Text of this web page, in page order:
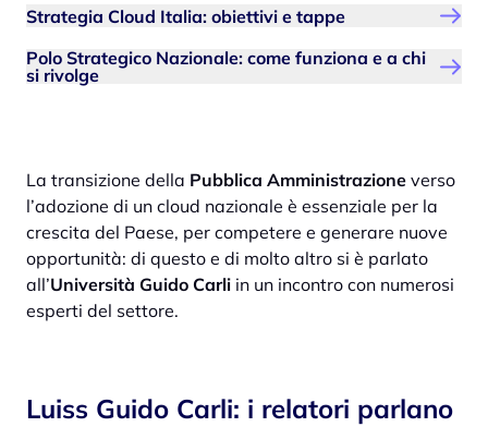
Strategia Cloud Italia: obiettivi e tappe
Polo Strategico Nazionale: come funziona e a chi
si rivolge
La transizione della Pubblica Amministrazione verso
l’adozione di un cloud nazionale è essenziale per la
crescita del Paese, per competere e generare nuove
opportunità: di questo e di molto altro si è parlato
all’Università Guido Carli in un incontro con numerosi
esperti del settore.
Luiss Guido Carli: i relatori parlano